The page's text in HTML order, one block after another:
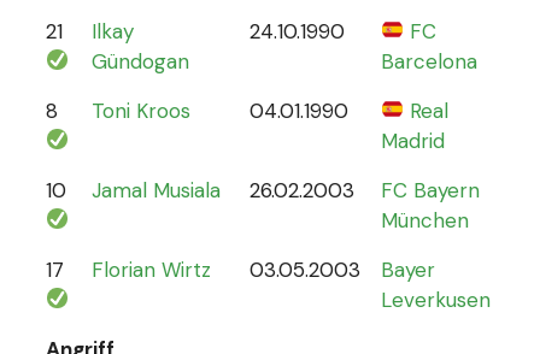
21
Ilkay
Gündogan
24.10.1990
FC
Barcelona
8 Toni Kroos 04.01.1990
Real
Madrid
10 Jamal Musiala 26.02.2003
FC Bayern
München
17 Florian Wirtz 03.05.2003
Bayer
Leverkusen